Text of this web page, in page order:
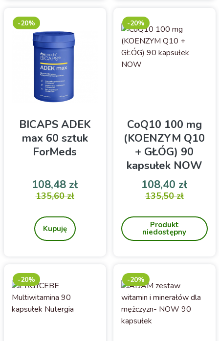
BICAPS ADEK
max 60 sztuk
ForMeds
Suplement diety
Cena
108,48 złCena podstawowa
135,60 zł
Kupuję
-20%
CoQ10 100 mg
(KOENZYM Q10
+ GŁÓG) 90
kapsułek NOW
Połączenie koenzymu Q10
serca
Cena
108,40 złCena
135,50 zł
Produkt
niedostępny
-20%
-20% -20%